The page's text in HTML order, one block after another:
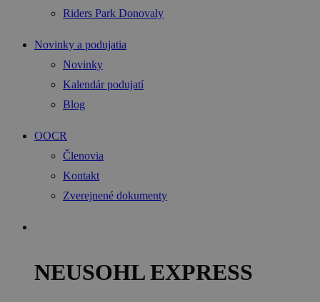
Riders Park Donovaly
Novinky a podujatia
Novinky
Kalendár podujatí
Blog
OOCR
Členovia
Kontakt
Zverejnené dokumenty
NEUSOHL EXPRESS